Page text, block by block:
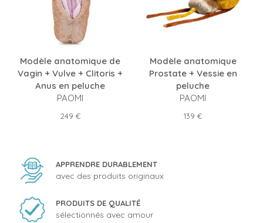
Modèle anatomique de
Vagin + Vulve + Clitoris +
Anus en peluche
PAOMI
Prix
249 €
Modèle anatomique
Prostate + Vessie en
peluche
PAOMI
Prix
139 €
APPRENDRE DURABLEMENT
avec des produits originaux
PRODUITS DE QUALITÉ
sélectionnés avec amour